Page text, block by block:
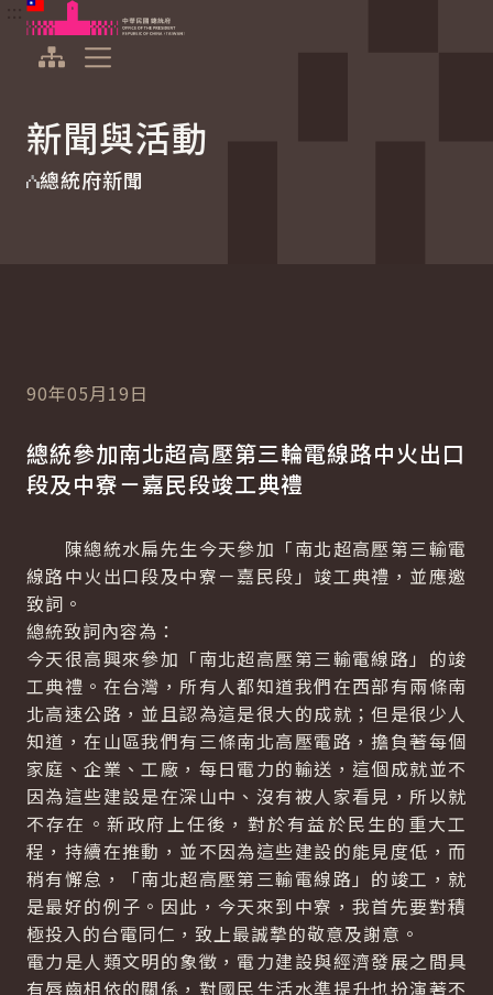
跳到主要內容
中華民國總統府
新聞與活動
總統府新聞
90年05月19日
總統參加南北超高壓第三輪電線路中火出口
段及中寮－嘉民段竣工典禮
陳總統水扁先生今天參加「南北超高壓第三輸電
線路中火出口段及中寮－嘉民段」竣工典禮，並應邀
致詞。
總統致詞內容為：
今天很高興來參加「南北超高壓第三輸電線路」的竣
工典禮。在台灣，所有人都知道我們在西部有兩條南
北高速公路，並且認為這是很大的成就；但是很少人
知道，在山區我們有三條南北高壓電路，擔負著每個
家庭、企業、工廠，每日電力的輸送，這個成就並不
因為這些建設是在深山中、沒有被人家看見，所以就
不存在。新政府上任後，對於有益於民生的重大工
程，持續在推動，並不因為這些建設的能見度低，而
稍有懈怠，「南北超高壓第三輸電線路」的竣工，就
是最好的例子。因此，今天來到中寮，我首先要對積
極投入的台電同仁，致上最誠摯的敬意及謝意。
電力是人類文明的象徵，電力建設與經濟發展之間具
有唇齒相依的關係，對國民生活水準提升也扮演著不